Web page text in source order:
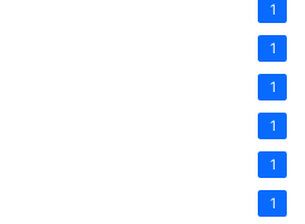
1
1
1
1
1
1